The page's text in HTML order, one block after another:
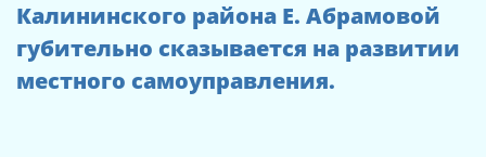
Калининского района Е. Абрамовой
губительно сказывается на развитии
местного самоуправления.